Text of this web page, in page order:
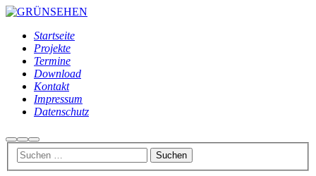
Startseite
Projekte
Termine
Download
Kontakt
Impressum
Datenschutz
Suchen
Weitere
Informationen
Hauptmenü